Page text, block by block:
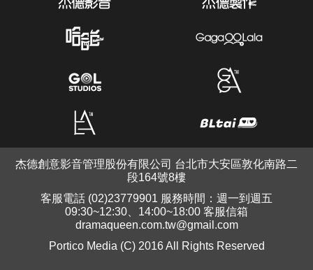
杰德創意影音管理股份有限公司 台北市大安區敦化南路二
段164號8樓
客服電話 (02)23779901 服務時間：週一到週五
09:30~12:30、14:00~18:00 客服信箱
dramaqueen.com.tw@gmail.com
Portico Media (C) 2016 All Rights Reserved